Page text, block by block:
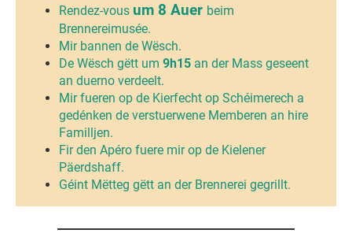
Rendez-vous um 8 Auer beim
Brennereimusée.
Mir bannen de Wësch.
De Wësch gëtt um 9h15 an der Mass geseent
an duerno verdeelt.
Mir fueren op de Kierfecht op Schéimerech a
gedénken de verstuerwene Memberen an hire
Familljen.
Fir den Apéro fuere mir op de Kielener
Päerdshaff.
Géint Mëtteg gëtt an der Brennerei gegrillt.